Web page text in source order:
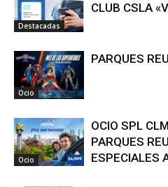
Destacadas
CLUB CSLA
Ocio
PARQUES
Ocio
OCIO SPL
PARQUES
ESPECIALES